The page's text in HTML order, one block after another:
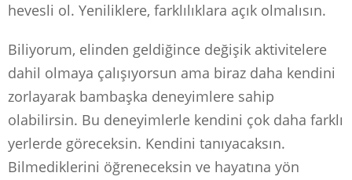
hevesli ol. Yeniliklere, farklılıklara açık olmalısın.
Biliyorum, elinden geldiğince değişik aktivitelere
dahil olmaya çalışıyorsun ama biraz daha kendini
zorlayarak bambaşka deneyimlere sahip
olabilirsin. Bu deneyimlerle kendini çok daha farklı
yerlerde göreceksin. Kendini tanıyacaksın.
Bilmediklerini öğreneceksin ve hayatına yön